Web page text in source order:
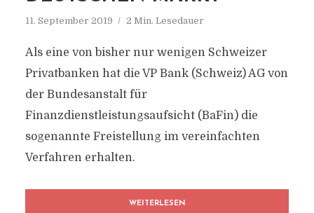
11. September 2019 2 Min. Lesedauer
Als eine von bisher nur wenigen Schweizer
Privatbanken hat die VP Bank (Schweiz) AG von
der Bundesanstalt für
Finanzdienstleistungsaufsicht (BaFin) die
sogenannte Freistellung im vereinfachten
Verfahren erhalten.
WEITERLESEN